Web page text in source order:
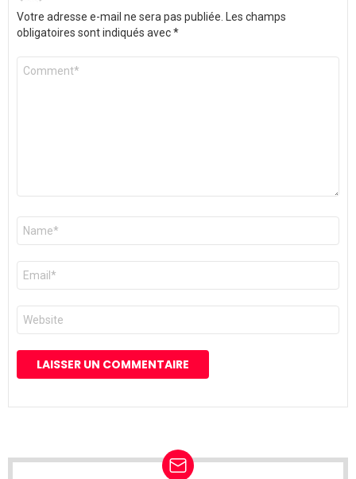
Votre adresse e-mail ne sera pas publiée.
Les champs
obligatoires sont indiqués avec*
Commentaire
Nom
E-
mail
*
Site
web